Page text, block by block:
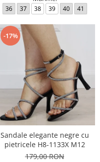
36 37 38 39 40 41
-17%
Sandale elegante negre cu
pietricele H8-1133X M12
179,00 RON